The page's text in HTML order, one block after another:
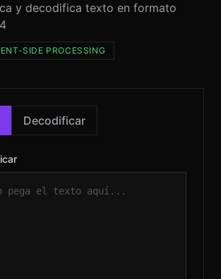
© 2026 RH
y decodifica texto en formato
SIDE PROCESSING
Decodificar